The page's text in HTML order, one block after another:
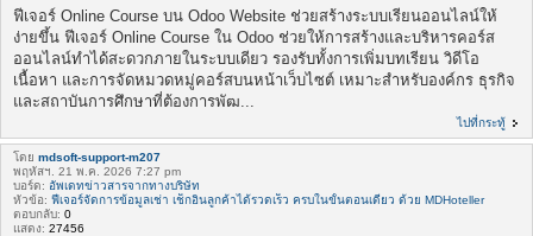
ฟีเจอร์ Online Course บน Odoo Website ช่วยสร้างระบบเรียนออนไลน์ให้
ง่ายขึ้น ฟีเจอร์ Online Course ใน Odoo ช่วยให้การสร้างและบริหารคอร์ส
ออนไลน์ทำได้สะดวกภายในระบบเดียว รองรับทั้งการเพิ่มบทเรียน วิดีโอ
เนื้อหา และการจัดหมวดหมู่คอร์สบนหน้าเว็บไซต์ เหมาะสำหรับองค์กร ธุรกิจ
และสถาบันการศึกษาที่ต้องการพัฒ...
ไปที่กระทู้
โดย mdsoft-support-m207
พฤหัสฯ. 21 พ.ค. 2026 7:27 pm
บอร์ด: อัพเดทข่าวสารจากทางบริษัท
หัวข้อ: ฟีเจอร์จัดการข้อมูลเช่า เช็กอินลูกค้าได้รวดเร็ว ครบในขั้นตอนเดียว ด้วย MDHoteller
ตอบกลับ: 0
แสดง: 27456